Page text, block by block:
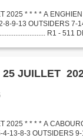
2025 * * * * A
8-9-13 OUTSIDERS 7-
R1 - 511
* * * * QUINTÉ DU 25
2025 * * * * A
13-8-3 OUTSIDERS